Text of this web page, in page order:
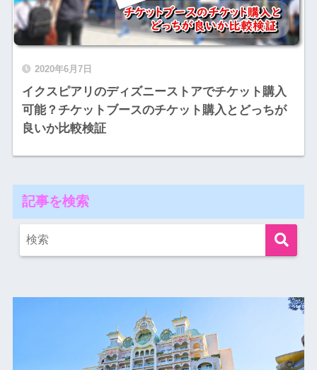
2020年6月7日
イクスピアリのディズニーストアでチケット購入
可能？チケットブースのチケット購入とどっちが
良いか比較検証
記事を検索